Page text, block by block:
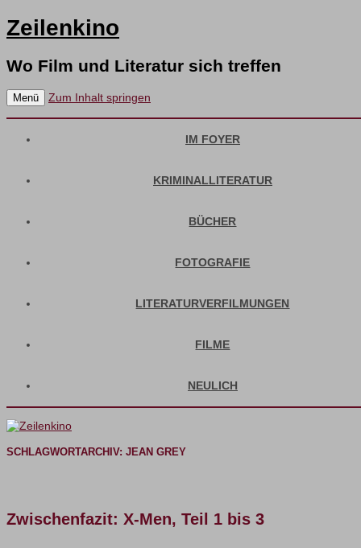
Zeilenkino
Wo Film und Literatur sich treffen
Menü Zum Inhalt springen
IM FOYER
KRIMINALLITERATUR
BÜCHER
FOTOGRAFIE
LITERATURVERFILMUNGEN
FILME
NEULICH
SCHLAGWORTARCHIV: JEAN GREY
Zwischenfazit: X-Men, Teil 1 bis 3